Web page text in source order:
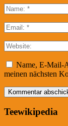
Name, E-Mail-
meinen nächsten
Teewikipedia